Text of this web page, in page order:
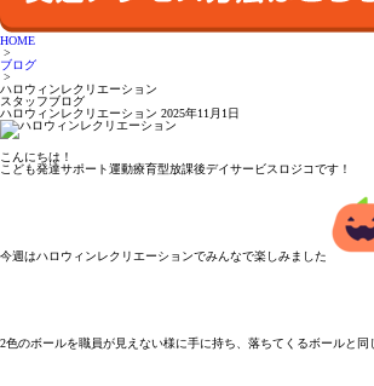
HOME
>
ブログ
>
ハロウィンレクリエーション
スタッフブログ
ハロウィンレクリエーション 2025年11月1日
こんにちは！
こども発達サポート運動療育型放課後デイサービスロジコです！
今週はハロウィンレクリエーションでみんなで楽しみました
2色のボールを職員が見えない様に手に持ち、落ちてくるボールと